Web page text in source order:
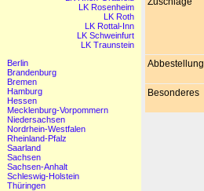
LK Rosenheim
LK Roth
LK Rottal-Inn
LK Schweinfurt
LK Traunstein
Berlin
Brandenburg
Bremen
Hamburg
Hessen
Mecklenburg-Vorpommern
Niedersachsen
Nordrhein-Westfalen
Rheinland-Pfalz
Saarland
Sachsen
Sachsen-Anhalt
Schleswig-Holstein
Thüringen
Abbestellung
Besonderes